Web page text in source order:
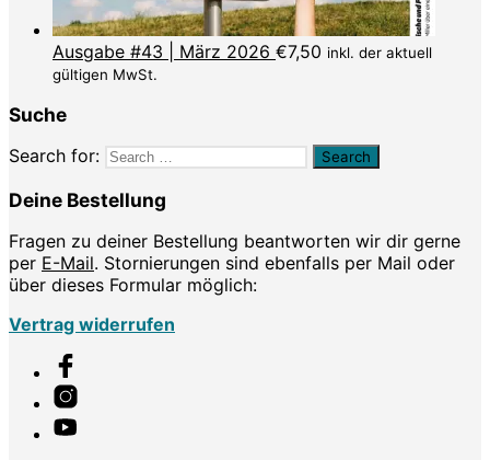
Ausgabe #43 | März 2026 €7,50 inkl. der aktuell
gültigen MwSt.
Suche
Search for:
Deine Bestellung
Fragen zu deiner Bestellung beantworten wir dir gerne
per E-Mail. Stornierungen sind ebenfalls per Mail oder
über dieses Formular möglich:
Vertrag widerrufen